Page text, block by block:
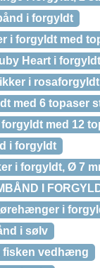
i forgyldt
i forgyldt med
Heart i forgyldt
i
med 6 topaser
med 12
i forgyldt
i forgyldt, Ø 7
I
i
i sølv
fisken vedhæng